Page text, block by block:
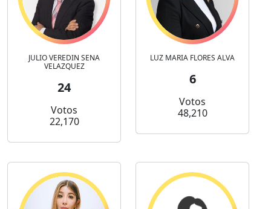
JULIO VEREDIN SENA
VELAZQUEZ
24
Votos
22,170
LUZ MARIA FLORES ALVA
6
Votos
48,210